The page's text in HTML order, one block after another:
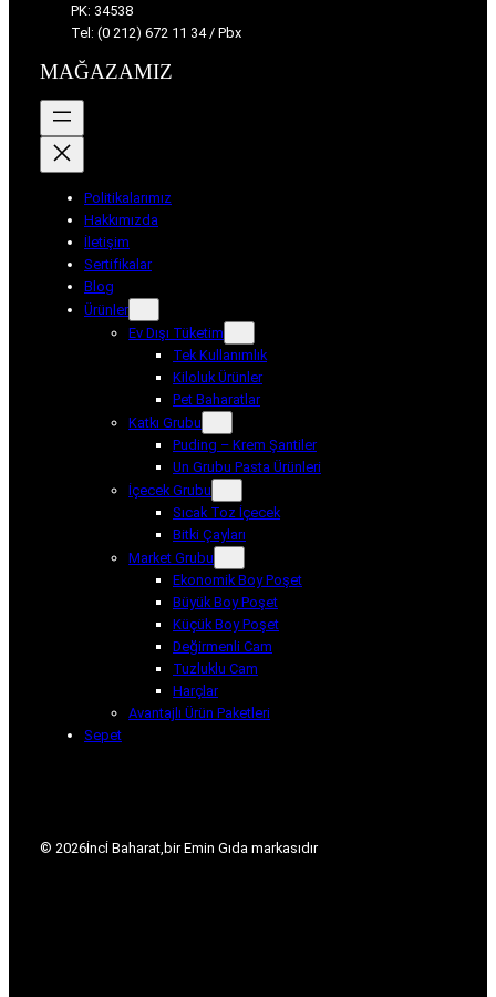
PK: 34538
Tel: (0 212) 672 11 34 / Pbx
MAĞAZAMIZ
Politikalarımız
Hakkımızda
İletişim
Sertifikalar
Blog
Ürünler
Ev Dışı Tüketim
Tek Kullanımlık
Kiloluk Ürünler
Pet Baharatlar
Katkı Grubu
Puding – Krem Şantiler
Un Grubu Pasta Ürünleri
İçecek Grubu
Sıcak Toz İçecek
Bitki Çayları
Market Grubu
Ekonomik Boy Poşet
Büyük Boy Poşet
Küçük Boy Poşet
Değirmenli Cam
Tuzluklu Cam
Harçlar
Avantajlı Ürün Paketleri
Sepet
© 2026İncİ Baharat, bir Emin Gıda markasıdır